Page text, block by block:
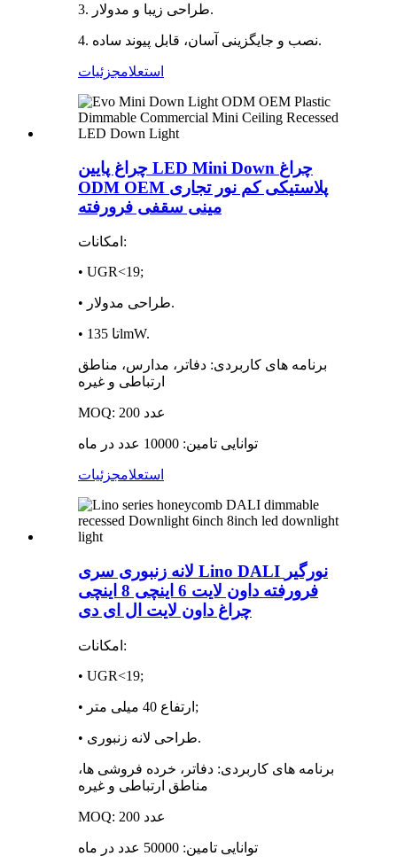
3. طراحی زیبا و مدولار.
4. نصب و جایگزینی آسان، قابل پیوند ساده.
استعلامجزئیات
چراغ پایین LED Mini Down چراغ
ODM OEM پلاستیکی کم نور تجاری
مینی سقفی فرورفته
امکانات:
• UGR<19;
• طراحی مدولار.
• تا 135lmW.
برنامه های کاربردی: دفاتر، مدارس، مناطق
ارتباطی و غیره
MOQ: 200 عدد
توانایی تامین: 10000 عدد در ماه
استعلامجزئیات
لانه زنبوری سری Lino DALI نورگیر
فرورفته داون لایت 6 اینچی 8 اینچی
چراغ داون لایت ال ای دی
امکانات:
• UGR<19;
• ارتفاع 40 میلی متر;
• طراحی لانه زنبوری.
برنامه های کاربردی: دفاتر، خرده فروشی ها،
مناطق ارتباطی و غیره
MOQ: 200 عدد
توانایی تامین: 50000 عدد در ماه